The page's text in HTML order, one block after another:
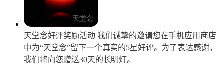
天堂念好评奖励活动 我们诚挚的邀请您在手机应用商店
中为“天堂念”留下一个真实的5星好评。为了表达感谢，
我们将向您赠送30天的长明灯。